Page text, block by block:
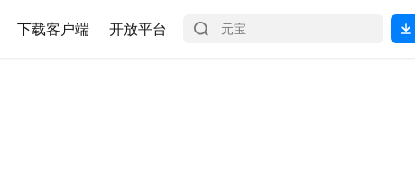
下载客户端 开放平台